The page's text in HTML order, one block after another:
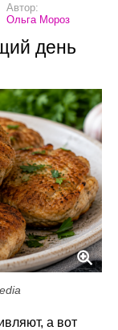
Автор:
Ольга Мороз
день
а вот